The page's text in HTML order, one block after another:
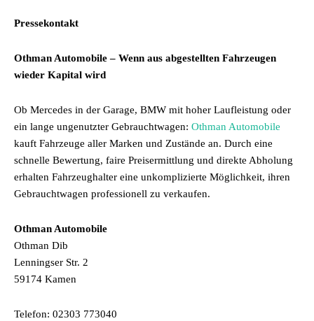
Pressekontakt
Othman Automobile – Wenn aus abgestellten Fahrzeugen
wieder Kapital wird
Ob Mercedes in der Garage, BMW mit hoher Laufleistung oder
ein lange ungenutzter Gebrauchtwagen: Othman Automobile
kauft Fahrzeuge aller Marken und Zustände an. Durch eine
schnelle Bewertung, faire Preisermittlung und direkte Abholung
erhalten Fahrzeughalter eine unkomplizierte Möglichkeit, ihren
Gebrauchtwagen professionell zu verkaufen.
Othman Automobile
Othman Dib
Lenningser Str. 2
59174 Kamen
Telefon: 02303 773040